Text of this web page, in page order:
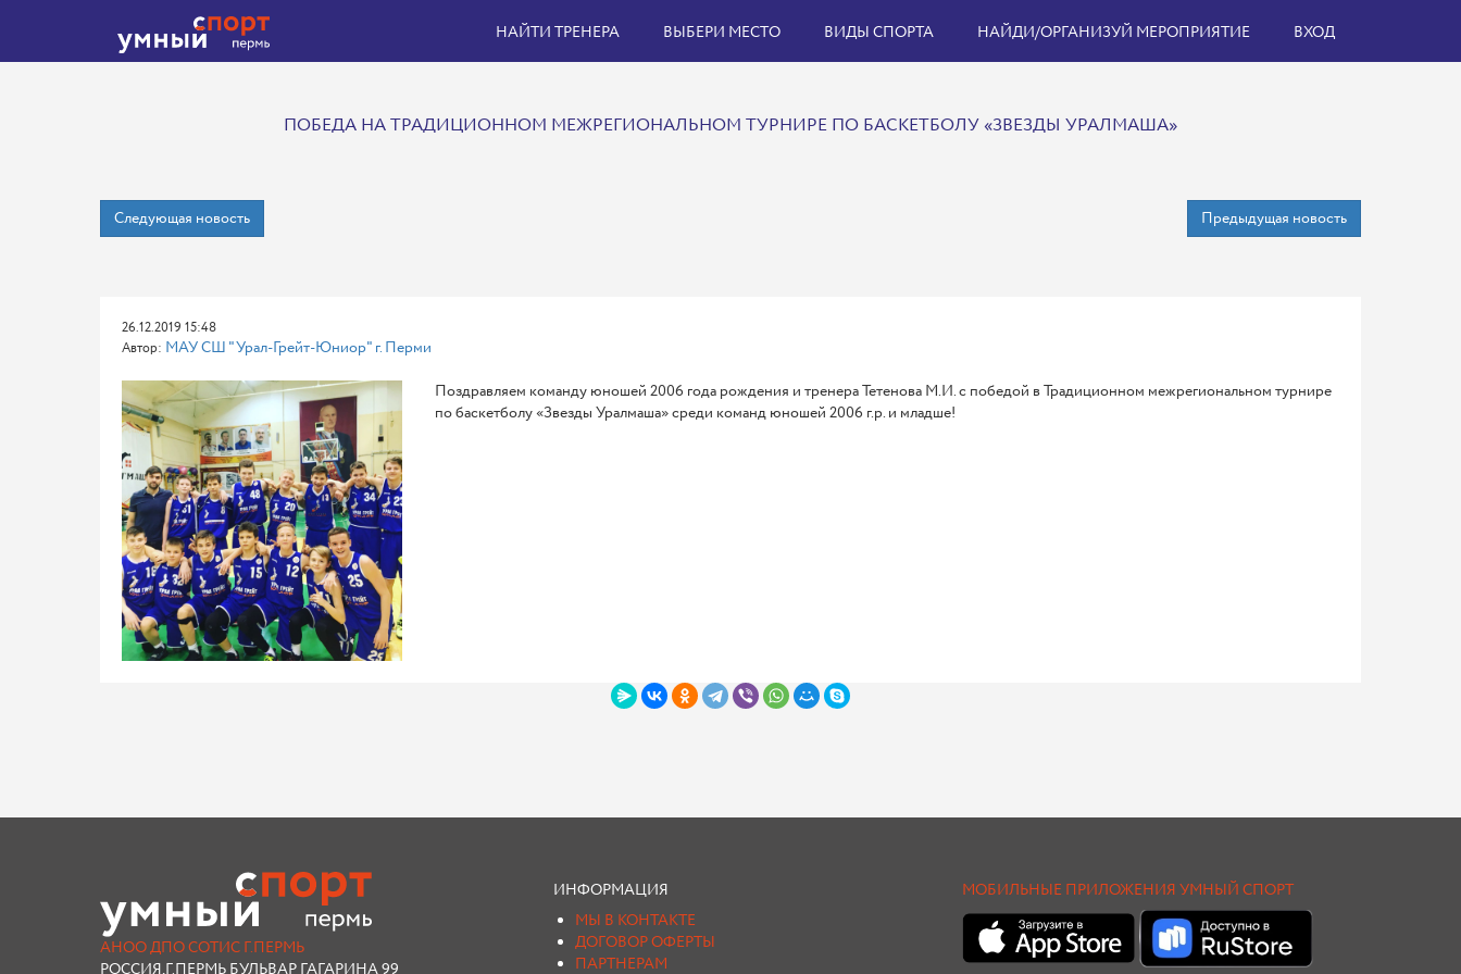
НАЙТИ ТРЕНЕРА ВЫБЕРИ МЕСТО ВИДЫ СПОРТА НАЙДИ/ОРГАНИЗУЙ МЕРОПРИЯТИЕ ВХОД
ПОБЕДА НА ТРАДИЦИОННОМ МЕЖРЕГИОНАЛЬНОМ ТУРНИРЕ ПО БАСКЕТБОЛУ «ЗВЕЗДЫ УРАЛМАША»
Следующая новость Предыдущая новость
26.12.2019 15:48
Автор: МАУ СШ "Урал-Грейт-Юниор" г. Перми
Поздравляем команду юношей 2006 года рождения и тренера Тетенова М.И. с победой в Традиционном межрегиональном турнире
по баскетболу «Звезды Уралмаша» среди команд юношей 2006 г.р. и младше!
АНОО ДПО СОТИС Г.ПЕРМЬ
РОССИЯ,Г.ПЕРМЬ БУЛЬВАР ГАГАРИНА 99
ИНФОРМАЦИЯ
МЫ В КОНТАКТЕ
ДОГОВОР ОФЕРТЫ
ПАРТНЕРАМ
МОБИЛЬНЫЕ ПРИЛОЖЕНИЯ УМНЫЙ СПОРТ